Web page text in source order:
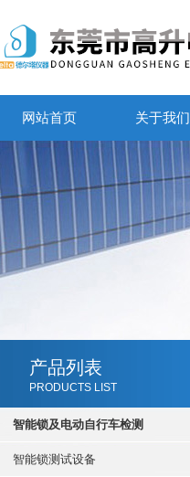
网站首页 关于我们
产品列表
PRODUCTS LIST
智能锁及电动自行车检测
智能锁测试设备